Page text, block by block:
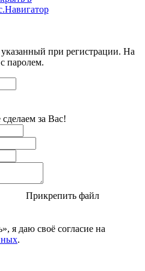
при регистрации. На
паролем.
за Вас!
Прикрепить файл
я даю своё согласие на
.